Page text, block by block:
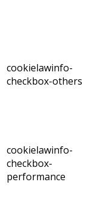
cookielawinfo-
checkbox-others
cookielawinfo-
checkbox-
performance